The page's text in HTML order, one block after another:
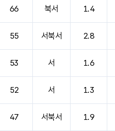
66 북서 1.4
55 서북서 2.8
53 서 1.6
52 서 1.3
47 서북서 1.9